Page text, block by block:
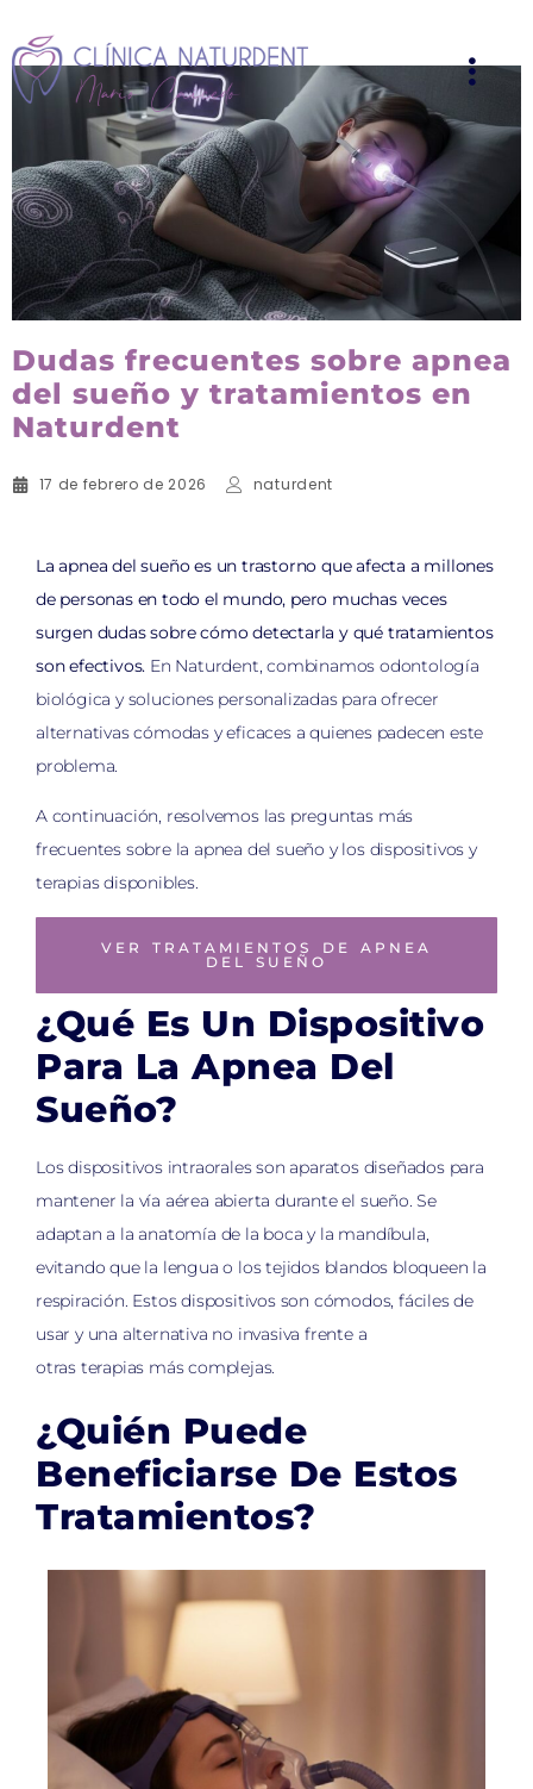
Dudas frecuentes sobre apnea
del sueño y tratamientos en
Naturdent
17 de febrero de 2026 naturdent
La apnea del sueño es un trastorno que afecta a millones
de personas en todo el mundo, pero muchas veces
surgen dudas sobre cómo detectarla y qué tratamientos
son efectivos. En Naturdent, combinamos odontología
biológica y soluciones personalizadas para ofrecer
alternativas cómodas y eficaces a quienes padecen este
problema.
A continuación, resolvemos las preguntas más
frecuentes sobre la apnea delsueño y los dispositivos y
terapias disponibles.
VER TRATAMIENTOS DE APNEA
DEL SUEÑO
¿Qué Es Un Dispositivo
Para La Apnea Del
Sueño?
Los dispositivos intraorales son aparatos diseñados para
mantener la vía aérea abierta durante el sueño. Se
adaptan a la anatomía de la boca y la mandíbula,
evitando que la lengua o los tejidos blandos bloqueen la
respiración. Estos dispositivos son cómodos, fáciles de
usar y una alternativa no invasiva frente a
otras terapias más complejas.
¿Quién Puede
Beneficiarse De Estos
Tratamientos?